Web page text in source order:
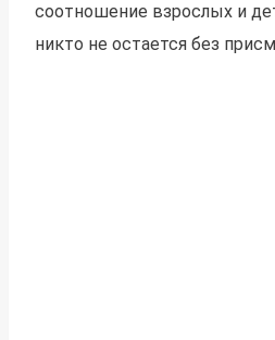
соотношение взрослых и
никто не остается без